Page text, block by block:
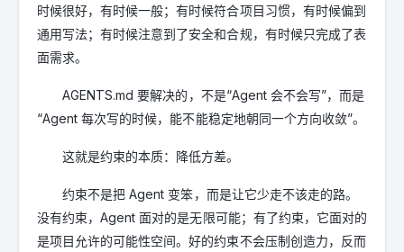
时候很好，有时候一般；有时候符合项目习惯，有时候偏到
通用写法；有时候注意到了安全和合规，有时候只完成了表
面需求。
AGENTS.md 要解决的，不是“Agent 会不会写”，而是
“Agent 每次写的时候，能不能稳定地朝同一个方向收敛”。
这就是约束的本质：降低方差。
约束不是把 Agent 变笨，而是让它少走不该走的路。
没有约束，Agent 面对的是无限可能；有了约束，它面对的
是项目允许的可能性空间。好的约束不会压制创造力，反而